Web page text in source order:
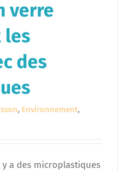
verre
les
des
, Environnement,
a des microplastiques